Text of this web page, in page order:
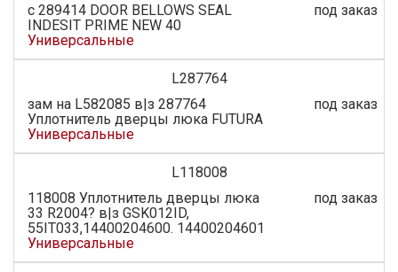
с 289414 DOOR BELLOWS SEAL
INDESIT PRIME NEW 40
Универсальные
под заказ
L287764
зам на L582085 в|з 287764
Уплотнитель дверцы люка FUTURA
Универсальные
под заказ
L118008
118008 Уплотнитель дверцы люка
33 R2004? в|з GSK012ID,
55IT033,14400204600. 14400204601
Универсальные
под заказ